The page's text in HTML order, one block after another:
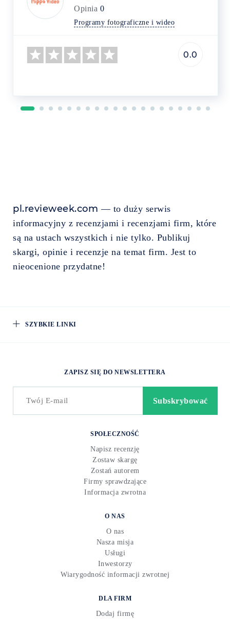
Opinia 0
Programy fotograficzne i wideo
0.0
pl.revieweek.com — to duży serwis
informacyjny z recenzjami i recenzjami firm, które
są na ustach wszystkich i nie tylko. Publikuj
skargi, opinie i recenzje na temat firm. Jest to
nieocenione przydatne!
SZYBKIE LINKI
SPOŁECZNOŚĆ
Napisz recenzję
Zostaw skargę
Zostań autorem
Firmy sprawdzające
Informacja zwrotna
O NAS
O nas
Nasza misja
Usługi
Inwestorzy
Wiarygodność informacji zwrotnej
DLA FIRM
Dodaj firmę
ZAPISZ SIĘ DO NEWSLETTERA